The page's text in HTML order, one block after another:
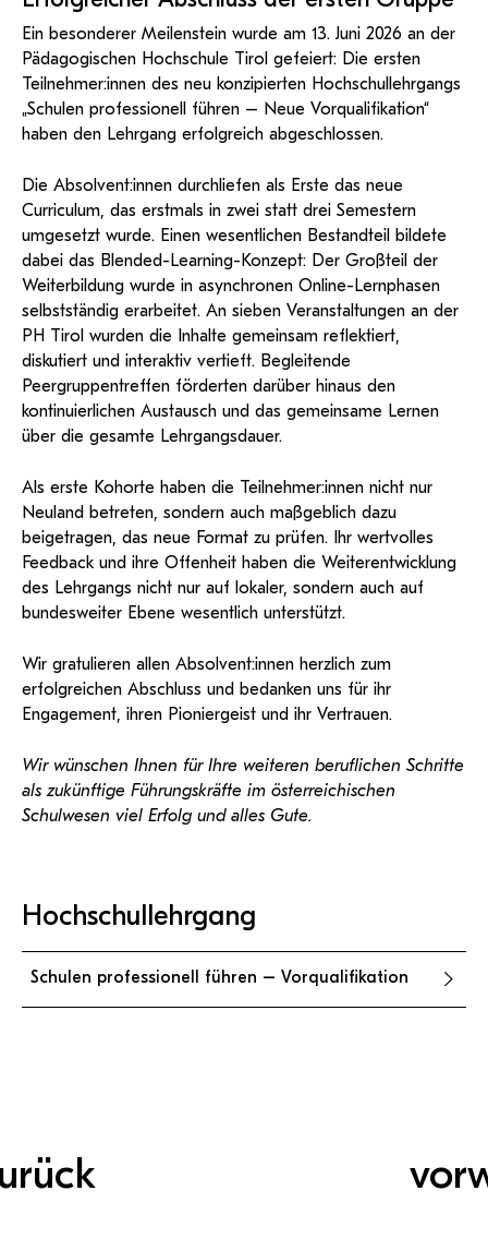
Ein besonderer Meilenstein wurde am 13. Juni 2026 an der
Pädagogischen Hochschule Tirol gefeiert: Die ersten
Teilnehmer:innen des neu konzipierten Hochschullehrgangs
„Schulen professionell führen – Neue Vorqualifikation“
haben den Lehrgang erfolgreich abgeschlossen.
Die Absolvent:innen durchliefen als Erste das neue
Curriculum, das erstmals in zwei statt drei Semestern
umgesetzt wurde. Einen wesentlichen Bestandteil bildete
dabei das Blended-Learning-Konzept: Der Großteil der
Weiterbildung wurde in asynchronen Online-Lernphasen
selbstständig erarbeitet. An sieben Veranstaltungen an der
PH Tirol wurden die Inhalte gemeinsam reflektiert,
diskutiert und interaktiv vertieft. Begleitende
Peergruppentreffen förderten darüber hinaus den
kontinuierlichen Austausch und das gemeinsame Lernen
über die gesamte Lehrgangsdauer.
Als erste Kohorte haben die Teilnehmer:innen nicht nur
Neuland betreten, sondern auch maßgeblich dazu
beigetragen, das neue Format zu prüfen. Ihr wertvolles
Feedback und ihre Offenheit haben die Weiterentwicklung
des Lehrgangs nicht nur auf lokaler, sondern auch auf
bundesweiter Ebene wesentlich unterstützt.
Wir gratulieren allen Absolvent:innen herzlich zum
erfolgreichen Abschluss und bedanken uns für ihr
Engagement, ihren Pioniergeist und ihr Vertrauen.
Wir wünschen Ihnen für Ihre weiteren beruflichen Schritte
als zukünftige Führungskräfte im österreichischen
Schulwesen viel Erfolg und alles Gute.
Hochschullehrgang
Schulen professionell führen – Vorqualifikation
und Dokumentationen in öffentlich-
rechtlicher Qualität.
Support
wissenschaftlichen Arbeiten
Anleitung
Antragsformular Konto
Web-basiertes Tool zum sicheren
Versand großer Dateien.
ServiceWeb
BA/MA Anträge,
Forschungsanträge, Formulare,…
Support-Webadmin
PH Online Hilfe
Hilfe & Support
Bitte kontaktieren Sie unsere Mitarbeiter:innen nicht über die
angegebenen Hilfebutton.
Service
Ideen und Verbesserungen Campus
Login Webredaktion